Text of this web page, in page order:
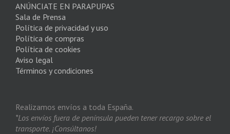
ANÚNCIATE EN PARAPUPAS
Sala de Prensa
Política de privacidad y uso
Política de compras
Política de cookies
Aviso legal
Términos y condiciones
Realizamos envíos a toda España.
*Los envíos fuera de península pueden tener recargo sobre el
transporte. ¡Consúltanos!